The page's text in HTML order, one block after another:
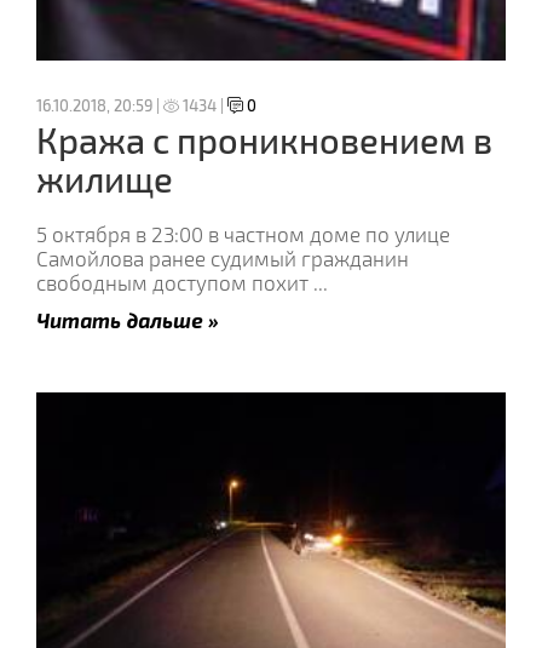
16.10.2018, 20:59 | 1434 | 0
Кража с проникновением в
жилище
5 октября в 23:00 в частном доме по улице
Самойлова ранее судимый гражданин
свободным доступом похит ...
Читать дальше »